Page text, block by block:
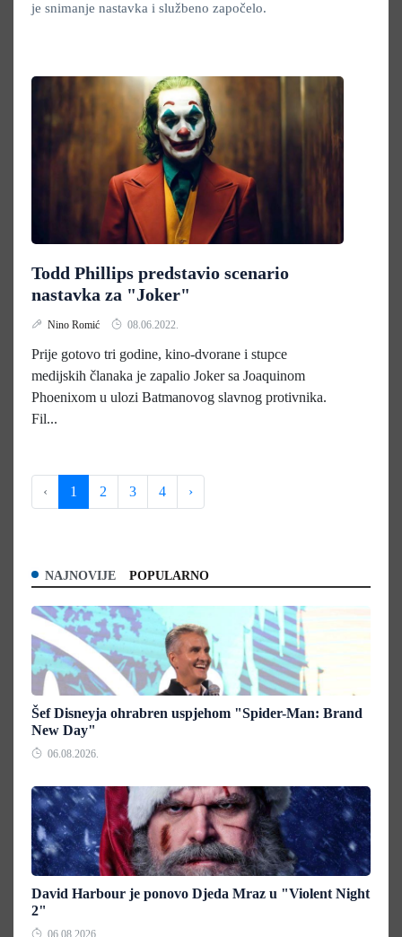
je snimanje nastavka i službeno započelo.
Todd Phillips predstavio scenario
nastavka za "Joker"
Nino Romić 08.06.2022.
Prije gotovo tri godine, kino-dvorane i stupce
medijskih članaka je zapalio Joker sa Joaquinom
Phoenixom u ulozi Batmanovog slavnog protivnika.
Fil...
‹ 1 2 3 4 ›
NAJNOVIJE POPULARNO
Šef Disneyja ohrabren uspjehom "Spider-Man: Brand
New Day"
06.08.2026.
David Harbour je ponovo Djeda Mraz u "Violent Night
2"
06.08.2026.